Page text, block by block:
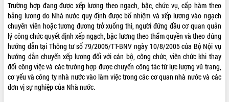
Trường hợp đang được xếp lương theo ngạch, bậc, chức vụ, cấp hàm theo
bảng lương do Nhà nước quy định được bổ nhiệm và xếp lương vào ngạch
chuyên viên hoặc tương đương trở xuống thì, người đứng đầu cơ quan quản
lý công chức quyết định xếp ngạch, bậc lương theo thẩm quyền và theo đúng
hướng dẫn tại Thông tư số 79/2005/TT-BNV ngày 10/8/2005 của Bộ Nội vụ
hướng dẫn chuyển xếp lương đối với cán bộ, công chức, viên chức khi thay
đổi công việc và các trường hợp được chuyển công tác từ lực lượng vũ trang,
cơ yếu và công ty nhà nước vào làm việc trong các cơ quan nhà nước và các
đơn vị sự nghiệp của Nhà nước.